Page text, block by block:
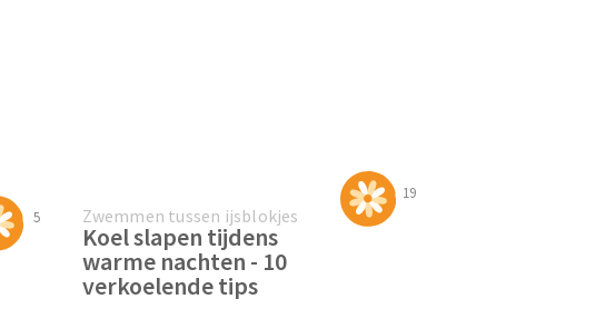
5
19
Zwemmen tussen ijsblokjes
Koel slapen tijdens
warme nachten - 10
verkoelende tips